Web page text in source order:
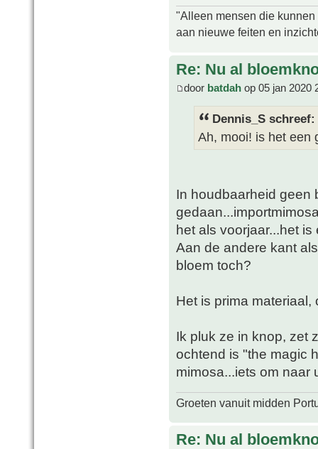
"Alleen mensen die
aan nieuwe feiten en
Re: Nu al
door batdah op 05 jan 2020
Dennis_S schreef:
Ah, mooi! is het een
In houdbaarheid geen
het als voorjaar...het
Aan de andere kant
bloem toch?
Het is prima
Ik pluk ze in knop, zet
ochtend is "the magic
mimosa...iets om naar
Groeten vanuit midden
Re: Nu al